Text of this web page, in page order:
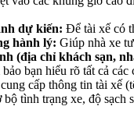
dự kiến: Để tài xế có
hành lý: Giúp nhà xe
(địa chỉ khách sạn,
bạn hiểu rõ tất cả
cấp thông tin tài xế
tình trạng xe, độ sạch